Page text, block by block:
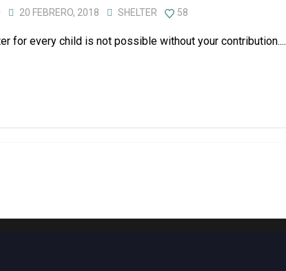
20 FEBRERO, 2018 SHELTER 58
for every child is not possible without your contribution....